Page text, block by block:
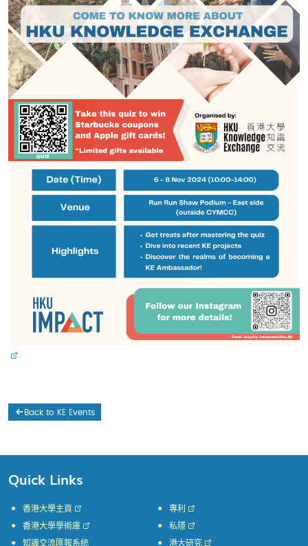
Back to KE Events
Quick Links
香港大學主頁
香港大學學術庫
知識交流匯報系統
專利
私隱
港大研究